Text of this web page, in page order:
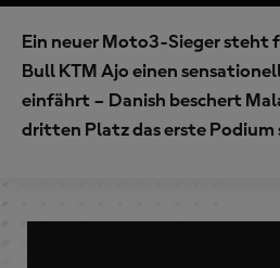
Ein neuer Moto3-Sieger steht
Bull KTM Ajo einen
einfährt – Danish beschert
dritten Platz das erste Podium